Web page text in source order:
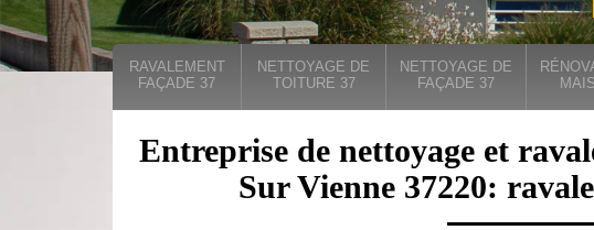
RAVALEMENT
FAÇADE 37
NETTOYAGE DE
TOITURE 37
NETTOYAGE DE
FAÇADE 37
Entreprise de nettoyage et
Sur Vienne 37220: